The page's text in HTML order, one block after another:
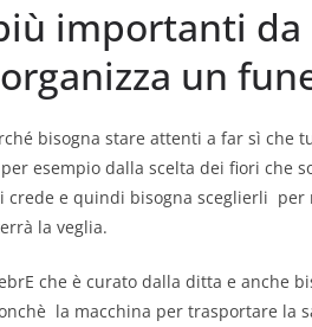
importanti da
un
bisogna stare attenti a far sì che
esempio dalla scelta dei fiori che
e quindi bisogna sceglierli per
la veglia.
che è curato dalla ditta e anche
la macchina per trasportare la